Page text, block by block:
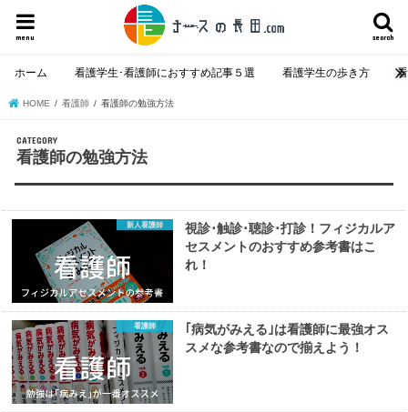
search
menu
ホーム 看護学生･看護師におすすめ記事５選 看護学生の歩き方
HOME 看護師 看護師の勉強方法
看護師の勉強方法
新人看護師
視診･触診･聴診･打診！フィジカルア
セスメントのおすすめ参考書はこ
れ！
看護師
｢病気がみえる｣は看護師に最強オス
スメな参考書なので揃えよう！